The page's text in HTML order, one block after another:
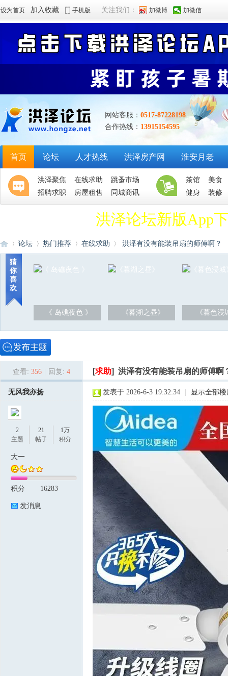
设为首页 加入收藏 手机版 关注我们： 加微博 加微信
网站客服： 0517-87228198
合作热线： 13915154595
首页 论坛 人才热线 洪泽房产网 淮安月老
洪泽聚焦 在线求助
跳蚤市场
招聘求职
房屋租售 同城商讯
茶馆
美食
健身
装修
洪泽论坛新版App
»
论坛 热门推荐 在线求助 洪泽有没有能装吊扇的师傅啊？
猜
你
喜
欢
《 岛礁夜色 》 《暮湖之昼》 《暮色浸
查看: 356 回复: 4 [求助] 洪泽有没有能装吊扇的师傅啊
无风我亦扬
2
主题
21
帖子
1万
积分
大一
积分 16283
发消息
发表于 2026-6-3 19:32:34 显示全部楼